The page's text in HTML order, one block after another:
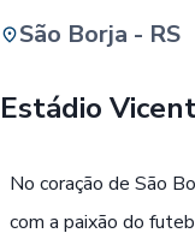
São Borja - RS
Estádio
No coração de São
com a paixão do